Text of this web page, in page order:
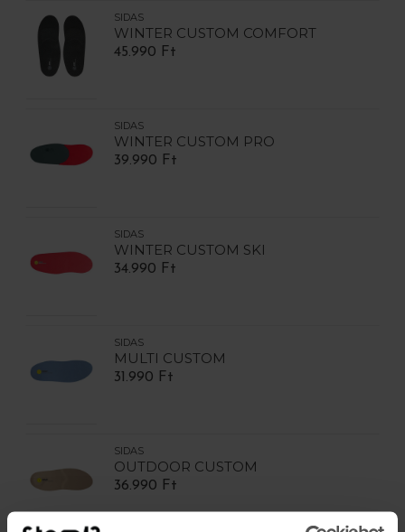
SIDAS
WINTER CUSTOM COMFORT
45.990 Ft
SIDAS
WINTER CUSTOM PRO
39.990 Ft
SIDAS
WINTER CUSTOM SKI
34.990 Ft
SIDAS
MULTI CUSTOM
31.990 Ft
SIDAS
OUTDOOR CUSTOM
36.990 Ft